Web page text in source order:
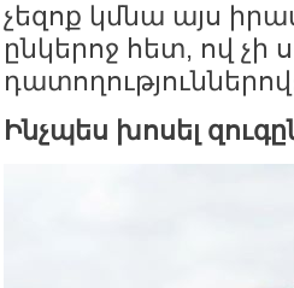
չեզոք կմնա այս
ընկերոջ հետ, ով չի
Ինչպես խոսել